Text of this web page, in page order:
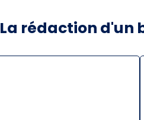
La rédaction d'un